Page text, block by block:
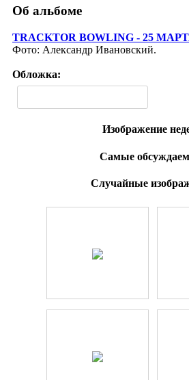
Об альбоме
TRACKTOR BOWLING - 25
Фото: Александр Ивановский.
Обложка:
Изображение
Самые
Случайные